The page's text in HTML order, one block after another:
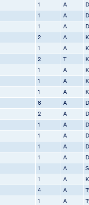
1 A
1 A
1 A
2 A
1 A
2 T
1 A
1 A
1 A
6 A
2 A
1 A
1 A
1 A
1 A
1 A
1 A
4 A
1 A